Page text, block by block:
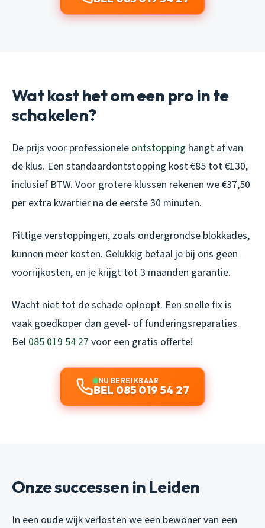
Wat kost het om een pro in te
schakelen?
De prijs voor professionele ontstopping hangt af van
de klus. Een standaardontstopping kost €85 tot €130,
inclusief BTW. Voor grotere klussen rekenen we €37,50
per extra kwartier na de eerste 30 minuten.
Pittige verstoppingen, zoals ondergrondse blokkades,
kunnen meer kosten. Gelukkig betaal je bij ons geen
voorrijkosten, en je krijgt tot 3 maanden garantie.
Wacht niet tot de schade oploopt. Een snelle fix is
vaak goedkoper dan gevel- of funderingsreparaties.
Bel 085 019 54 27 voor een gratis offerte!
NU BEREIKBAAR
BEL 085 019 54 27
Onze successen in Leiden
In een oude wijk verlosten we een bewoner van een